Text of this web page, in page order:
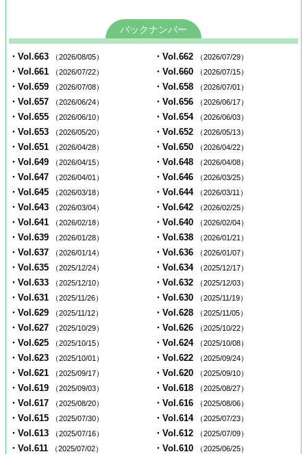
バックナンバー
・Vol.663 （2026/08/05） ・Vol.662 （2026/07/29）
・Vol.661 （2026/07/22） ・Vol.660 （2026/07/15）
・Vol.659 （2026/07/08） ・Vol.658 （2026/07/01）
・Vol.657 （2026/06/24） ・Vol.656 （2026/06/17）
・Vol.655 （2026/06/10） ・Vol.654 （2026/06/03）
・Vol.653 （2026/05/20） ・Vol.652 （2026/05/13）
・Vol.651 （2026/04/28） ・Vol.650 （2026/04/22）
・Vol.649 （2026/04/15） ・Vol.648 （2026/04/08）
・Vol.647 （2026/04/01） ・Vol.646 （2026/03/25）
・Vol.645 （2026/03/18） ・Vol.644 （2026/03/11）
・Vol.643 （2026/03/04） ・Vol.642 （2026/02/25）
・Vol.641 （2026/02/18） ・Vol.640 （2026/02/04）
・Vol.639 （2026/01/28） ・Vol.638 （2026/01/21）
・Vol.637 （2026/01/14） ・Vol.636 （2026/01/07）
・Vol.635 （2025/12/24） ・Vol.634 （2025/12/17）
・Vol.633 （2025/12/10） ・Vol.632 （2025/12/03）
・Vol.631 （2025/11/26） ・Vol.630 （2025/11/19）
・Vol.629 （2025/11/12） ・Vol.628 （2025/11/05）
・Vol.627 （2025/10/29） ・Vol.626 （2025/10/22）
・Vol.625 （2025/10/15） ・Vol.624 （2025/10/08）
・Vol.623 （2025/10/01） ・Vol.622 （2025/09/24）
・Vol.621 （2025/09/17） ・Vol.620 （2025/09/10）
・Vol.619 （2025/09/03） ・Vol.618 （2025/08/27）
・Vol.617 （2025/08/20） ・Vol.616 （2025/08/06）
・Vol.615 （2025/07/30） ・Vol.614 （2025/07/23）
・Vol.613 （2025/07/16） ・Vol.612 （2025/07/09）
・Vol.611 （2025/07/02） ・Vol.610 （2025/06/25）